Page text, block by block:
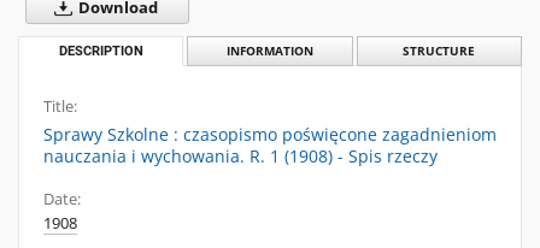
Download
DESCRIPTION INFORMATION STRUCTURE
Title:
Sprawy Szkolne : czasopismo poświęcone zagadnieniom
nauczania i wychowania. R. 1 (1908) - Spis rzeczy
Date:
1908